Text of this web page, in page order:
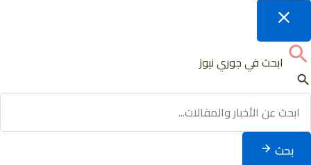
ابحث في جوري نيوز
بحث